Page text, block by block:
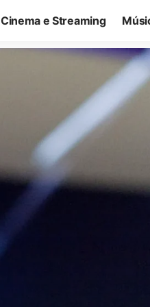
Cinema e Streaming